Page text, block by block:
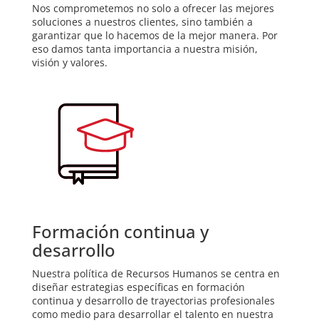
Nos comprometemos no solo a ofrecer las mejores
soluciones a nuestros clientes, sino también a
garantizar que lo hacemos de la mejor manera. Por
eso damos tanta importancia a nuestra misión,
visión y valores.
Formación continua y
desarrollo
Nuestra política de Recursos Humanos se centra en
diseñar estrategias especíﬁcas en formación
continua y desarrollo de trayectorias profesionales
como medio para desarrollar el talento en nuestra